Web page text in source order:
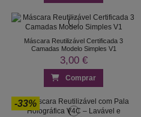
Máscara Reutilizável Certificada 3
Camadas Modelo Simples V1
3,00 €
Comprar
-33%